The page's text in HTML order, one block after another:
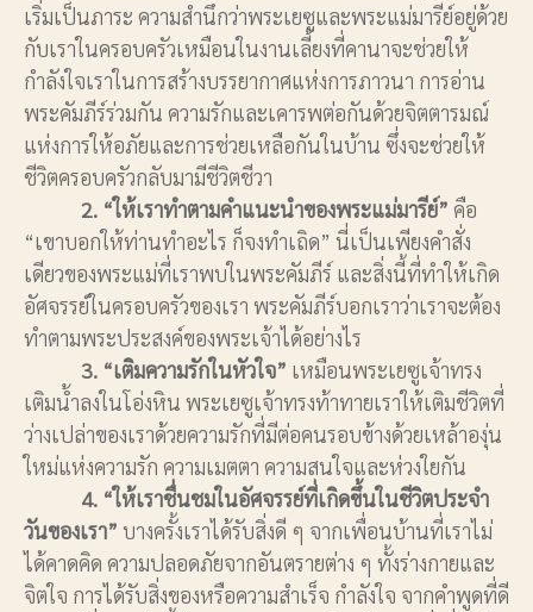
เริ่มเป็นภาระ ความสำนึกว่าพระเยซูและพระแม่มารีย์อยู่ด้วย
กับเราในครอบครัวเหมือนในงานเลี้ยงที่คานาจะช่วยให้
กำลังใจเราในการสร้างบรรยากาศแห่งการภาวนา การอ่าน
พระคัมภีร์ร่วมกัน ความรักและเคารพต่อกันด้วยจิตตารมณ์
แห่งการให้อภัยและการช่วยเหลือกันในบ้าน ซึ่งจะช่วยให้
ชีวิตครอบครัวกลับมามีชีวิตชีวา
2. “ให้เราทำตามคำแนะนำของพระแม่มารีย์” คือ
“เขาบอกให้ท่านทำอะไร ก็จงทำเถิด” นี่เป็นเพียงคำสั่ง
เดียวของพระแม่ที่เราพบในพระคัมภีร์ และสิ่งนี้ที่ทำให้เกิด
อัศจรรย์ในครอบครัวของเรา พระคัมภีร์บอกเราว่าเราจะต้อง
ทำตามพระประสงค์ของพระเจ้าได้อย่างไร
3. “เติมความรักในหัวใจ” เหมือนพระเยซูเจ้าทรง
เติมน้ำลงในโอ่งหิน พระเยซูเจ้าทรงท้าทายเราให้เติมชีวิตที่
ว่างเปล่าของเราด้วยความรักที่มีต่อคนรอบข้างด้วยเหล้าองุ่น
ใหม่แห่งความรัก ความเมตตา ความสนใจและห่วงใยกัน
4. “ให้เราชื่นชมในอัศจรรย์ที่เกิดขึ้นในชีวิตประจำ
วันของเรา” บางครั้งเราได้รับสิ่งดี ๆ จากเพื่อนบ้านที่เราไม่
ได้คาดคิด ความปลอดภัยจากอันตรายต่าง ๆ ทั้งร่างกายและ
จิตใจ การได้รับสิ่งของหรือความสำเร็จ กำลังใจ จากคำพูดที่ดี